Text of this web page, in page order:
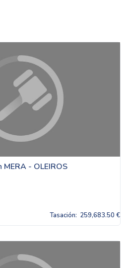
- OLEIROS
Tasación: 259,683.50 €